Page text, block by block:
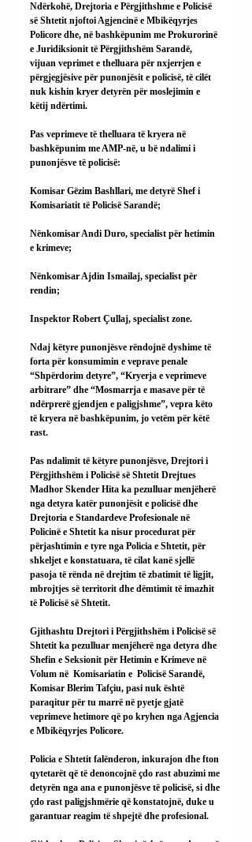
Ndërkohë, Drejtoria e Përgjithshme e Policisë
së Shtetit njoftoi Agjencinë e Mbikëqyrjes
Policore dhe, në bashkëpunim me Prokurorinë
e Juridiksionit të Përgjithshëm Sarandë,
vijuan veprimet e thelluara për nxjerrjen e
përgjegjësive për punonjësit e policisë, të cilët
nuk kishin kryer detyrën për moslejimin e
këtij ndërtimi.
Pas veprimeve të thelluara të kryera në
bashkëpunim me AMP-në, u bë ndalimi i
punonjësve të policisë:
Komisar Gëzim Bashllari, me detyrë Shef i
Komisariatit të Policisë Sarandë;
Nënkomisar Andi Duro, specialist për hetimin
e krimeve;
Nënkomisar Ajdin Ismailaj, specialist për
rendin;
Inspektor Robert Çullaj, specialist zone.
Ndaj këtyre punonjësve rëndojnë dyshime të
forta për konsumimin e veprave penale
“Shpërdorim detyre”, “Kryerja e veprimeve
arbitrare” dhe “Mosmarrja e masave për të
ndërprerë gjendjen e paligjshme”, vepra këto
të kryera në bashkëpunim, jo vetëm për këtë
rast.
Pas ndalimit të këtyre punonjësve, Drejtori i
Përgjithshëm i Policisë së Shtetit Drejtues
Madhor Skender Hita ka pezulluar menjëherë
nga detyra katër punonjësit e policisë dhe
Drejtoria e Standardeve Profesionale në
Policinë e Shtetit ka nisur procedurat për
përjashtimin e tyre nga Policia e Shtetit, për
shkeljet e konstatuara, të cilat kanë sjellë
pasoja të rënda në drejtim të zbatimit të ligjit,
mbrojtjes së territorit dhe dëmtimit të imazhit
të Policisë së Shtetit.
Gjithashtu Drejtori i Përgjithshëm i Policisë së
Shtetit ka pezulluar menjëherë nga detyra dhe
Shefin e Seksionit për Hetimin e Krimeve në
Volum në  Komisariatin e  Policisë Sarandë,
Komisar Blerim Tafçiu, pasi nuk është
paraqitur për tu marrë në pyetje gjatë
veprimeve hetimore që po kryhen nga Agjencia
e Mbikëqyrjes Policore.
Policia e Shtetit falënderon, inkurajon dhe fton
qytetarët që të denoncojnë çdo rast abuzimi me
detyrën nga ana e punonjësve të policisë, si dhe
çdo rast paligjshmërie që konstatojnë, duke u
garantuar reagim të shpejtë dhe profesional.